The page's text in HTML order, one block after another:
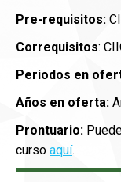
Pre-requisitos:
Correquisitos:
Periodos en
Años en oferta:
Prontuario:
curso aquí.